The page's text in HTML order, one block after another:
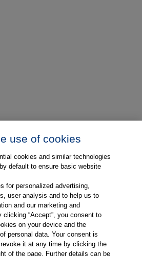
use of cookies
cookies and similar technologies
default to ensure basic website
for personalized advertising,
user analysis and to help us to
and our marketing and
“Accept”, you consent to
on your device and the
personal data. Your consent is
it at any time by clicking the
of the page. Further details can be